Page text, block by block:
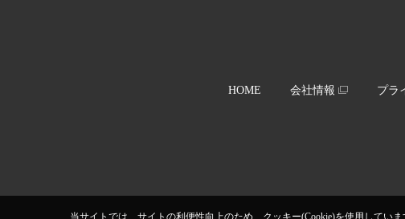
当サイトでは、サイトの利便性向上のため、クッキー(Cookie)を使用してい
HOME 会社情報 プラ